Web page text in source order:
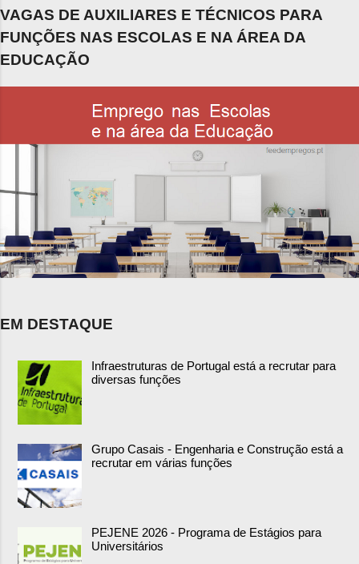
VAGAS DE AUXILIARES E TÉCNICOS PARA
FUNÇÕES NAS ESCOLAS E NA ÁREA DA
EDUCAÇÃO
EM DESTAQUE
Infraestruturas de Portugal está a recrutar para
diversas funções
Grupo Casais - Engenharia e Construção está a
recrutar em várias funções
PEJENE 2026 - Programa de Estágios para
Universitários